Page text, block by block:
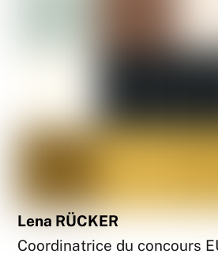
Lena RÜCKER
Coordinatrice du concours